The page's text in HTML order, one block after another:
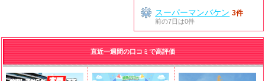
スーパーマンバケン 3件
前の7日は0件
直近一週間の口コミで高評価